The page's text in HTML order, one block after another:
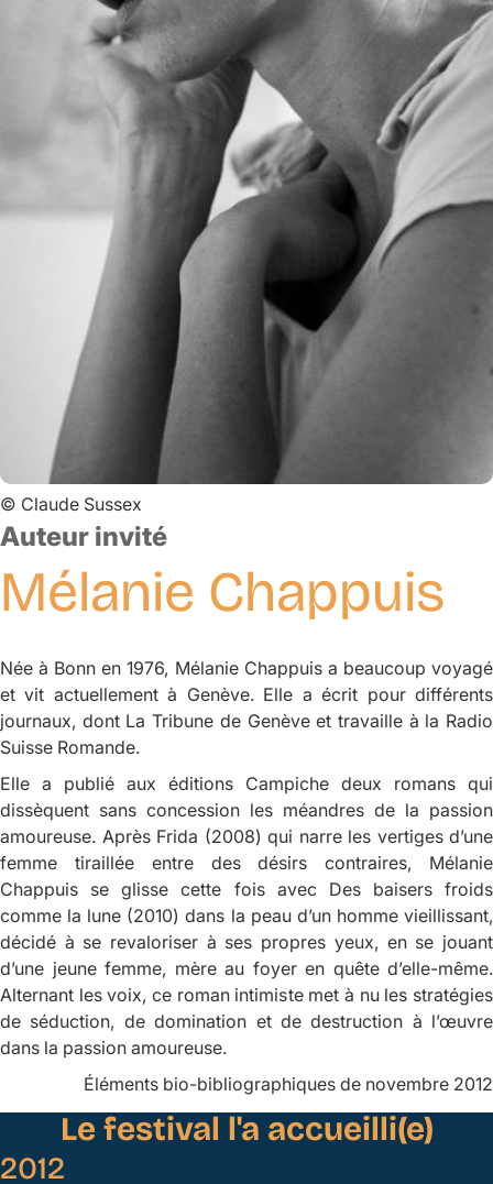
© Claude Sussex
Auteur invité
Mélanie Chappuis
Née à Bonn en 1976, Mélanie Chappuis a beaucoup voyagé
et vit actuellement à Genève. Elle a écrit pour différents
journaux, dont La Tribune de Genèveet travaille à la Radio
Suisse Romande.
Elle a publié aux éditions Campiche deux romans qui
dissèquent sans concession les méandres de la passion
amoureuse. Après Frida (2008) qui narre les vertiges d’une
femme tiraillée entre des désirs contraires, Mélanie
Chappuis se glisse cette fois avec Des baisers froids
comme la lune (2010) dans la peau d’un homme vieillissant,
décidé à se revaloriser à ses propres yeux, en se jouant
d’une jeune femme, mère au foyer en quête d’elle-même.
Alternant les voix, ce roman intimiste met à nu les stratégies
de séduction, de domination et de destruction à l’œuvre
dans la passion amoureuse.
Éléments bio-bibliographiques de novembre 2012
Le festival l'a accueilli(e)
2012